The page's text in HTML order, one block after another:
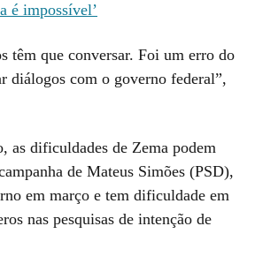
é impossível’
têm que conversar. Foi um erro do
diálogos com o governo federal”,
as dificuldades de Zema podem
de Mateus Simões (PSD),
em março e tem dificuldade em
nas pesquisas de intenção de